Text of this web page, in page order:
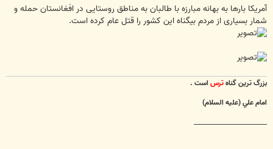
آمریكا بارها به بهانه مبارزه با طالبان به مناطق روستایی در افغانستان حمله و
شمار بسیاری از مردم بیگناه این كشور را قتل عام كرده است.
بزرگ ترين گناهترس است .
امام علي (عليه السلام)
________________________